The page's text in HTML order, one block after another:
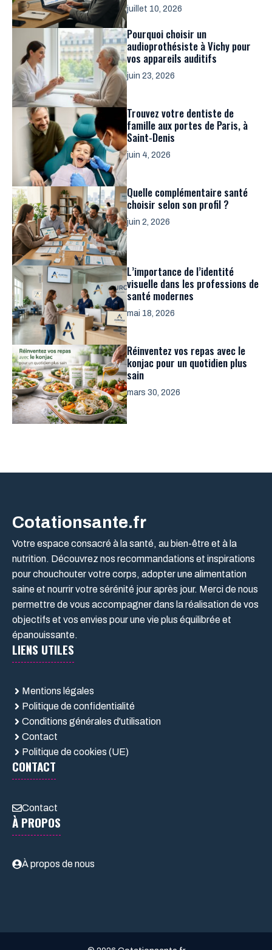
juillet 10, 2026
Pourquoi choisir un
audioprothésiste à Vichy pour
vos appareils auditifs
juin 23, 2026
Trouvez votre dentiste de
famille aux portes de Paris, à
Saint-Denis
juin 4, 2026
Quelle complémentaire santé
choisir selon son profil ?
juin 2, 2026
L’importance de l’identité
visuelle dans les professions de
santé modernes
mai 18, 2026
Réinventez vos repas avec le
konjac pour un quotidien plus
sain
mars 30, 2026
Cotationsante.fr
Votre espace consacré à la santé, au bien-être et à la
nutrition. Découvrez nos recommandations et inspirations
pour chouchouter votre corps, adopter une alimentation
saine et nourrir votre sérénité jour après jour. Merci de nous
permettre de vous accompagner dans la réalisation de vos
objectifs et vos envies pour une vie plus équilibrée et
épanouissante.
LIENS UTILES
Mentions légales
Politique de confidentialité
Conditions générales d'utilisation
Contact
Politique de cookies (UE)
CONTACT
Contact
À PROPOS
À propos de nous